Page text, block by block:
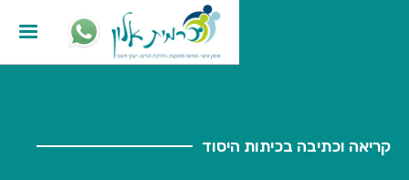
קריאה וכתיבה בכיתות היסוד